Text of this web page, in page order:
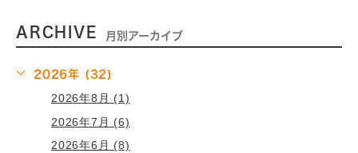
ARCHIVE 月別アーカイブ
2026年 (32)
2026年8月 (1)
2026年7月 (6)
2026年6月 (8)